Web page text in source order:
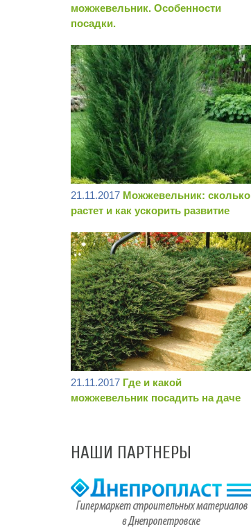
можжевельник. Особенности
посадки.
21.11.2017 Можжевельник: сколько
растет и как ускорить развитие
21.11.2017 Где и какой
можжевельник посадить на даче
НАШИ ПАРТНЕРЫ